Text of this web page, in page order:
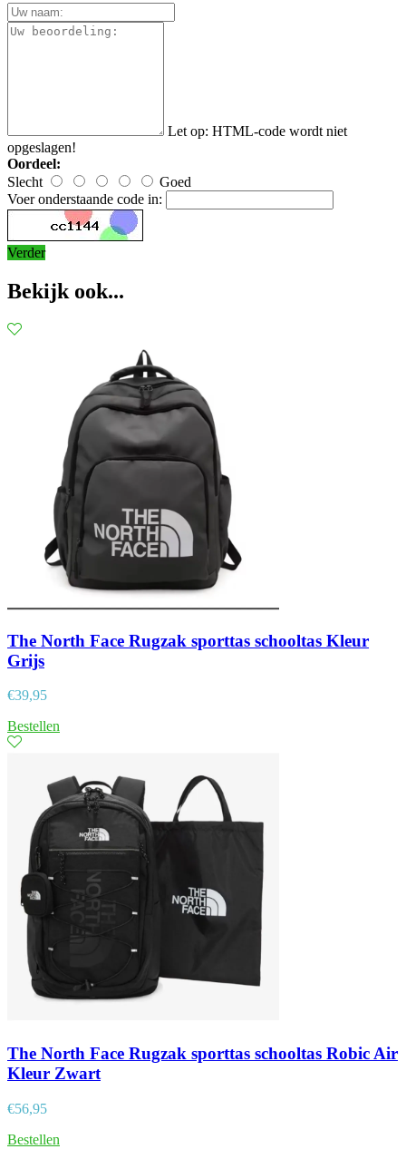
Let op: HTML-code wordt niet
opgeslagen!
Oordeel:
Slecht
Goed
Voer onderstaande code in:
Verder
Bekijk ook...
The North Face Rugzak sporttas schooltas Kleur
Grijs
€39,95
Bestellen
The North Face Rugzak sporttas schooltas Robic Air
Kleur Zwart
€56,95
Bestellen